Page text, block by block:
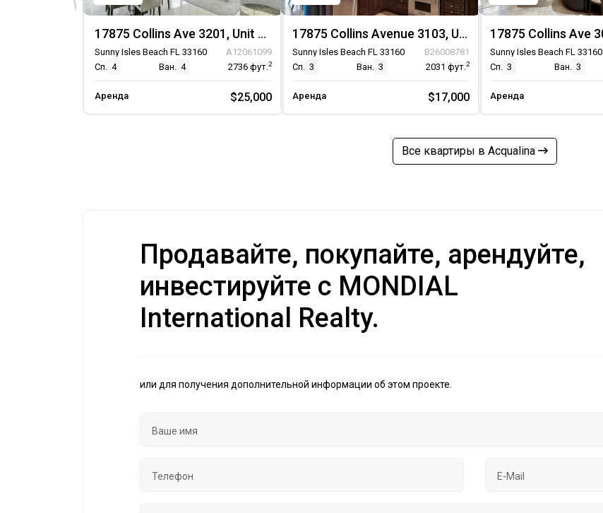
17875 Collins Ave 3201, Unit 3201
Sunny Isles Beach FL 33160
A12061099
Сп. 4 Ван. 4 2736 фут.2
Аренда $25,000
17875 Collins Avenue 3103, Unit 3103
Sunny Isles Beach FL 33160
B26008781
Сп. 3 Ван. 3 2031 фут.2
Аренда $17,000
Sunny Isles Beach FL 33160
Сп. 3 Ван. 3
Аренда
Все квартиры в Acqualina
Продавайте, покупайте, арендуйте,
инвестируйте с MONDIAL
International Realty.
или для получения дополнительной информации об этом проекте.